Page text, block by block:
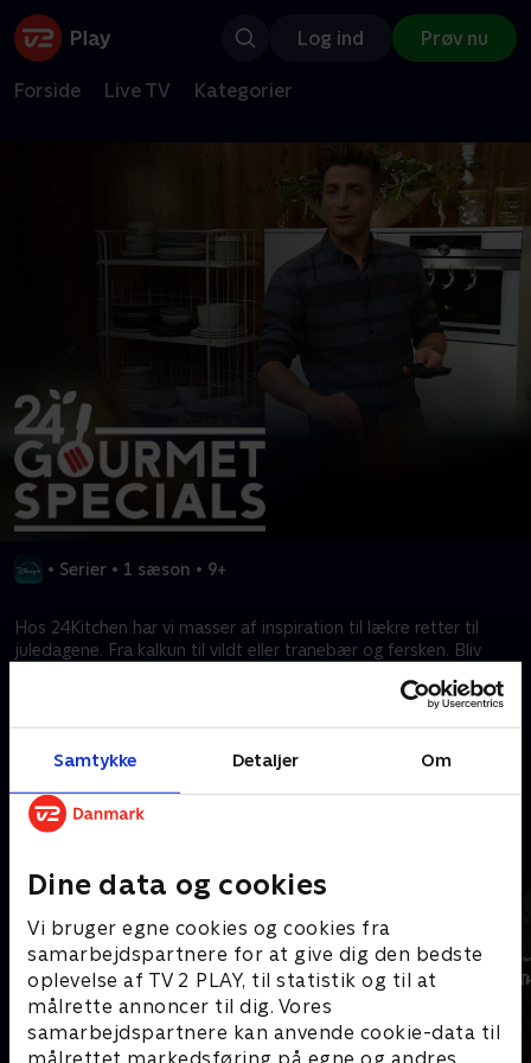
Samtykke Detaljer Om
Dine data og cookies
Vi bruger egne cookies og cookies fra
samarbejdspartnere for at give dig den bedste
oplevelse af TV 2 PLAY, til statistik og til at
målrette annoncer til dig. Vores
samarbejdspartnere kan anvende cookie-data til
Log ind Prøv nu
Forside Live TV Kategorier
• Serier • 1 sæson • 9+
Hos 24Kitchen har vi masser af inspiration til lækre retter til
juledagene. Fra kalkun til vildt eller tranebær og fersken. Bliv
Kræver tilkøb